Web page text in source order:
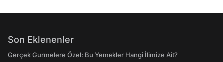
Son Eklenenler
Gerçek Gurmelere Özel: Bu Yemekler Hangi İlimize Ait?